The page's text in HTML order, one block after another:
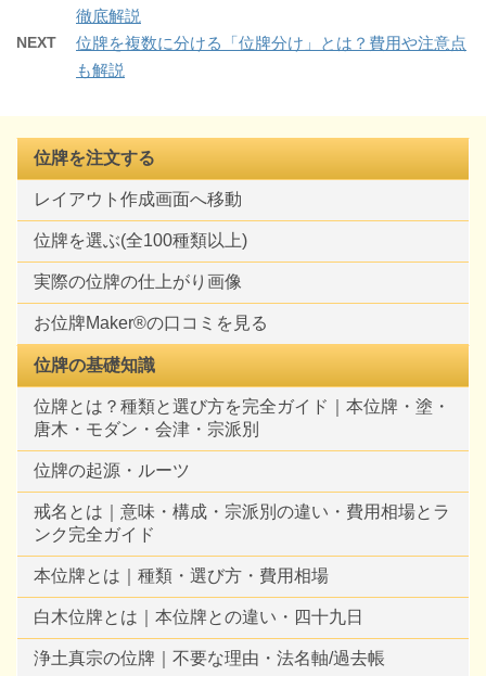
徹底解説
NEXT
位牌を複数に分ける「位牌分け」とは？費用や注意点
も解説
位牌を注文する
レイアウト作成画面へ移動
位牌を選ぶ(全100種類以上)
実際の位牌の仕上がり画像
お位牌Maker®の口コミを見る
位牌の基礎知識
位牌とは？種類と選び方を完全ガイド｜本位牌・塗・
唐木・モダン・会津・宗派別
位牌の起源・ルーツ
戒名とは｜意味・構成・宗派別の違い・費用相場とラ
ンク完全ガイド
本位牌とは｜種類・選び方・費用相場
白木位牌とは｜本位牌との違い・四十九日
浄土真宗の位牌｜不要な理由・法名軸/過去帳